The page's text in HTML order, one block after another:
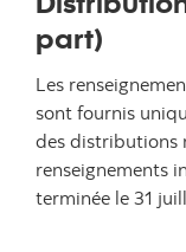
part)
Les
sont fournis
des distributions
renseignements
terminée le 31